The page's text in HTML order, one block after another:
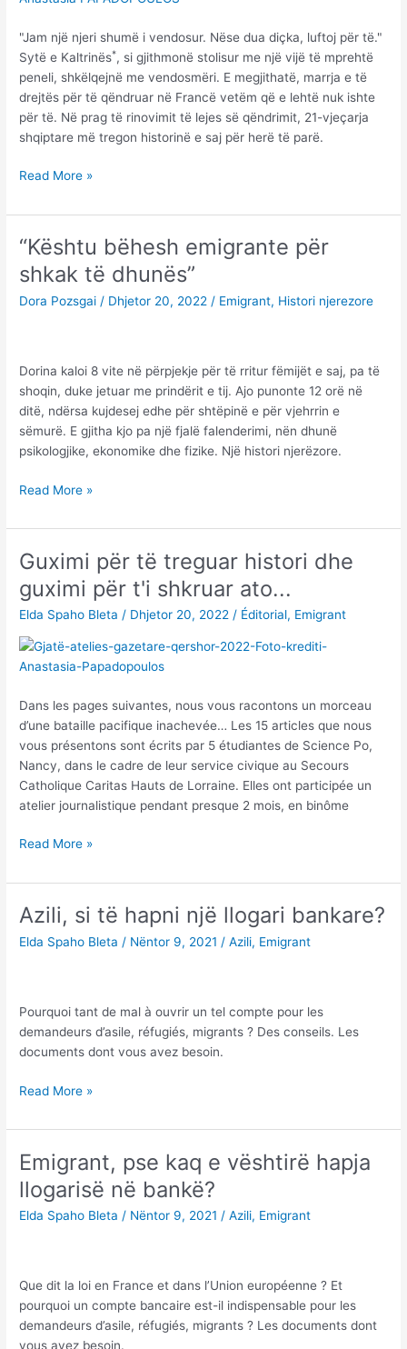
"Jam një njeri shumë i vendosur. Nëse dua diçka, luftoj për të."
Sytë e Kaltrinës*, si gjithmonë stolisur me një vijë të mprehtë
peneli, shkëlqejnë me vendosmëri. E megjithatë, marrja e të
drejtës për të qëndruar në Francë vetëm që e lehtë nuk ishte
për të. Në prag të rinovimit të lejes së qëndrimit, 21-vjeçarja
shqiptare më tregon historinë e saj për herë të parë.
Kaltrina:
dhe
huaj,
cili
kriter
Read More »
“Kështu bëhesh emigrante për
shkak të dhunës”
Dora Pozsgai / Dhjetor 20, 2022 / Emigrant, Histori njerezore
Dorina kaloi 8 vite në përpjekje për të rritur fëmijët e saj, pa të
shoqin, duke jetuar me prindërit e tij. Ajo punonte 12 orë në
ditë, ndërsa kujdesej edhe për shtëpinë e për vjehrrin e
sëmurë. E gjitha kjo pa një fjalë falenderimi, nën dhunë
psikologjike, ekonomike dhe fizike. Një histori njerëzore.
“Kështu
emigrante
shkak
të
dhunës”
Read More »
Guximi për të treguar histori dhe
guximi për t'i shkruar ato...
Elda Spaho Bleta/ Dhjetor 20, 2022/ Éditorial, Emigrant
Dans les pages suivantes, nous vous racontons un morceau
d’une bataille pacifique inachevée… Les 15 articles que nous
vous présentons sont écrits par 5 étudiantes de Science Po,
Nancy, dans le cadre de leur service civique au Secours
Catholique Caritas Hauts de Lorraine. Elles ont participée un
atelier journalistique pendant presque 2 mois, en binôme
Guximi
të
histori
dhe
shkruar
Read More »
Azili, si të hapni një llogari bankare?
Elda Spaho Bleta / Nëntor 9, 2021 /Azili, Emigrant
Pourquoi tant de mal à ouvrir un tel compte pour les
demandeurs d’asile, réfugiés, migrants ? Des conseils. Les
documents dont vous avez besoin.
Azili,
të
një
llogari
bankare?
Read More »
Emigrant, pse kaq e vështirë hapja
llogarisë në bankë?
Elda Spaho Bleta/ Nëntor 9, 2021/Azili, Emigrant
Que dit la loi en France et dans l’Union européenne ? Et
pourquoi un compte bancaire est-il indispensable pour les
demandeurs d’asile, réfugiés, migrants ? Les documents dont
vous avez besoin.